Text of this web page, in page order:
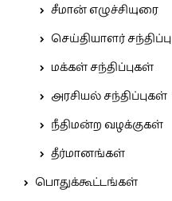
சீமான் எழுச்சியுரை
செய்தியாளர் சந்திப்பு
மக்கள் சந்திப்புகள்
அரசியல் சந்திப்புகள்
நீதிமன்ற வழக்குகள்
தீர்மானங்கள்
பொதுக்கூட்டங்கள்